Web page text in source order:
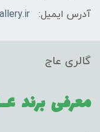
آدرس ایمیل:
گالری عاج
معرفی برند